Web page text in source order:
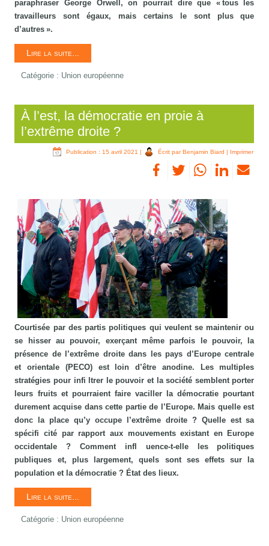
paraphraser George Orwell, on pourrait dire que « tous les
travailleurs sont égaux, mais certains le sont plus que
d’autres ».
Lire la suite...
Catégorie : Union européenne
À l’est, la démocratie en proie à
l’extrême droite ?
Publication : 15 avril 2021 | Écrit par Benjamin Biard | Imprimer
Courtisée par des partis politiques qui veulent se maintenir ou
se hisser au pouvoir, exerçant même parfois le pouvoir, la
présence de l’extrême droite dans les pays d’Europe centrale
et orientale (PECO) est loin d’être anodine. Les multiples
stratégies pour infi ltrer le pouvoir et la société semblent porter
leurs fruits et pourraient faire vaciller la démocratie pourtant
durement acquise dans cette partie de l’Europe. Mais quelle est
donc la place qu’y occupe l’extrême droite ? Quelle est sa
spécifi cité par rapport aux mouvements existant en Europe
occidentale ? Comment infl uence-t-elle les politiques
publiques et, plus largement, quels sont ses effets sur la
population et la démocratie ? État des lieux.
Lire la suite...
Catégorie : Union européenne